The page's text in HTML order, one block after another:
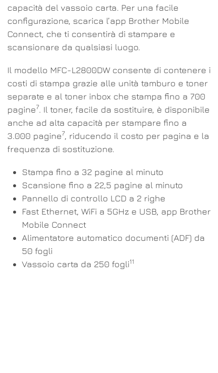
capacità del vassoio carta. Per una facile
configurazione, scarica l’app Brother Mobile
Connect, che ti consentirà di stampare e
scansionare da qualsiasi luogo.
Il modello MFC-L2800DW consente di contenere i
costi di stampa grazie alle unità tamburo e toner
separate e al toner inbox che stampa fino a 700
pagine7. Il toner, facile da sostituire, è disponibile
anche ad alta capacità per stampare fino a
3.000 pagine7, riducendo il costo per pagina e la
frequenza di sostituzione.
Stampa fino a 32 pagine al minuto
Scansione fino a 22,5 pagine al minuto
Pannello di controllo LCD a 2 righe
Fast Ethernet, WiFi a 5GHz e USB, app Brother
Mobile Connect
Alimentatore automatico documenti (ADF) da
50 fogli
Vassoio carta da 250 fogli11